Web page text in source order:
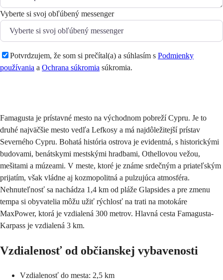
Vyberte si svoj obľúbený messenger
Potvrdzujem, že som si prečítal(a) a súhlasím s Podmienky
používania a Ochrana súkromia súkromia.
Famagusta je prístavné mesto na východnom pobreží Cypru. Je to
druhé najväčšie mesto vedľa Lefkosy a má najdôležitejší prístav
Severného Cypru. Bohatá história ostrova je evidentná, s historickými
budovami, benátskymi mestskými hradbami, Othellovou vežou,
mešitami a múzeami. V meste, ktoré je známe srdečným a priateľským
prijatím, však vládne aj kozmopolitná a pulzujúca atmosféra.
Nehnuteľnosť sa nachádza 1,4 km od pláže Glapsides a pre zmenu
tempa si obyvatelia môžu užiť rýchlosť na trati na motokáre
MaxPower, ktorá je vzdialená 300 metrov. Hlavná cesta Famagusta-
Karpass je vzdialená 3 km.
Vzdialenosť od občianskej vybavenosti
Vzdialenosť do mesta: 2,5 km